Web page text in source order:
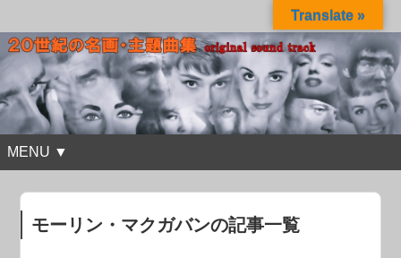
MENU ▼
モーリン・マクガバンの記事一覧
Translate »